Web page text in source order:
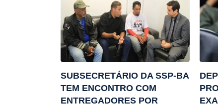
SUBSECRETÁRIO DA SSP-BA
TEM ENCONTRO COM
ENTREGADORES POR